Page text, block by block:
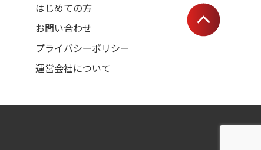
はじめての方
お問い合わせ
プライバシーポリシー
運営会社について